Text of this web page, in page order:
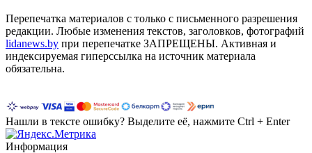
Перепечатка материалов c только с письменного разрешения
редакции. Любые изменения текстов, заголовков, фотографий
lidanews.by при перепечатке ЗАПРЕЩЕНЫ. Активная и
индексируемая гиперссылка на источник материала
обязательна.
Нашли в тексте ошибку? Выделите её, нажмите Ctrl + Enter
Информация